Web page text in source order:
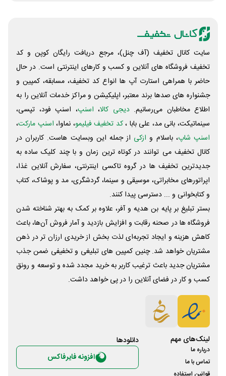
سایت کانال تخفیف (آف چنل)، مرجع دریافت رایگان کوپن و کد
تخفیف فروشگاه های آنلاین و کسب و‌ کارهای اینترنتی است. در حال
حاضر با همراهی استارت آپ ها انواع کد تخفیف، مسابقه، کمپین و
جشنواره های صدها برند معتبر، اپلیکیشن و مراکز خدمات آنلاین را به
اطلاع مخاطبان می‌رسانیم. دیجی کالا، اسنپ، اسنپ فود، تپسی،
سینماتیکت، بانی مد، علی‌ بابا ،کد تخفیف فیلیمو، نماوا، اسنپ مارکت،
اسنپ شاپ، باسلام و ازکی از جمله این وبسایت ‌هاست. کاربران در
کانال تخفیف می توانند در کوتاه ترین زمان و با چند کلیک ساده به
جدیدترین تخفیف ها در گروه تاکسی اینترنتی، سفارش آنلاین غذا،
اپراتورهای مخابراتی، موسیقی و سینما، گردشگری، مد و پوشاک، کتاب
و کتابخوانی و ... دسترسی پیدا کنند.
بستر تبلیغ بر پایه بن هدیه و آفر، علاوه بر کمک به بهتر شناخته شدن
فروشگاه ها در صحنه رقابت و افزایش بازدید و آمار فروش آن‌ها، باعث
کاهش هزینه و ایجاد تجربه‌ای لذت بخش از خریدی ارزان تر در ذهن
مشتریان خواهد شد. چنین کمپین های تبلیغی و تخفیفی ضمن جذب
مشتریان جدید باعث ترغیب کاربر به خرید مجدد شده و توسعه و رونق
کسب و کار در فضای آنلاین را در پی خواهد داشت.
لینک‌های مهم
درباره ما
تماس با ما
قوانین استفاده
دانلود‌ها
افزونه فایرفاکس